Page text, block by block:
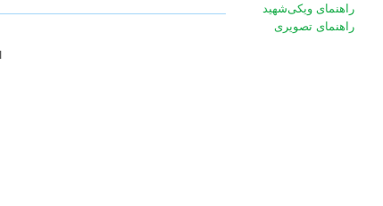
راهنمای ویکی‌شهید
راهنمای تصویری